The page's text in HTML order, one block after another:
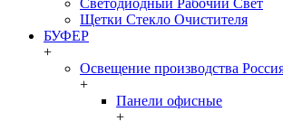
Светодиодный Рабочий Свет
Щетки Стекло Очистителя
БУФЕР
+
Освещение производства
+
Панели офисные
+